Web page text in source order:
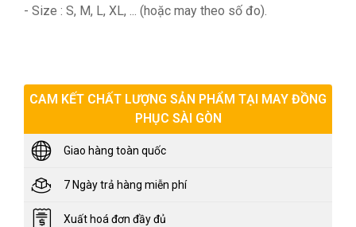
- Size : S, M, L, XL, ... (hoặc may theo số đo).
CAM KẾT CHẤT LƯỢNG SẢN PHẨM TẠI MAY ĐỒNG
PHỤC SÀI GÒN
Giao hàng toàn quốc
7 Ngày trả hàng miễn phí
Xuất hoá đơn đầy đủ